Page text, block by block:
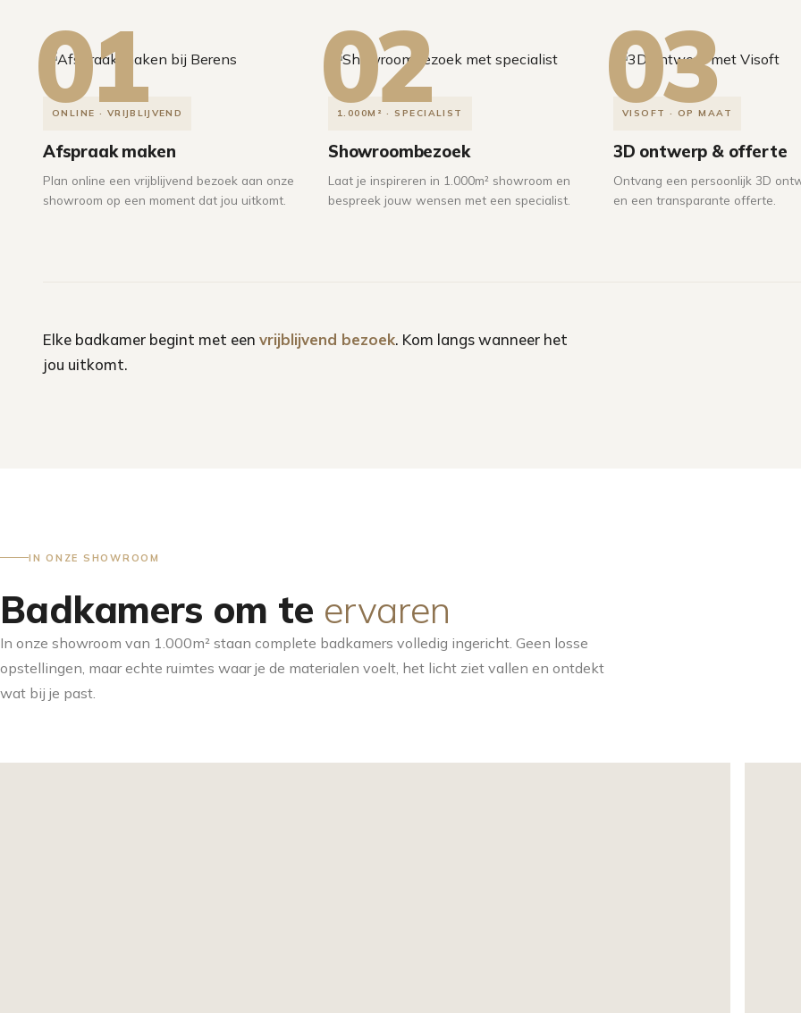
01
ONLINE · VRIJBLIJVEND
Afspraak maken
Plan online een vrijblijvend bezoek aan onze
showroom op een moment dat jou uitkomt.
02
1.000M² · SPECIALIST
Showroombezoek
Laat je inspireren in 1.000m² showroom en
bespreek jouw wensen met een specialist.
03
VISOFT · OP MAAT
3D ontwerp & offerte
Ontvang een persoonlijk 3D
en een transparante offerte.
Elke badkamer begint met een vrijblijvend bezoek. Kom langs wanneer het
jou uitkomt.
IN ONZE SHOWROOM
Badkamers om te ervaren
In onze showroom van 1.000m² staan complete badkamers volledig ingericht. Geen losse
opstellingen, maar echte ruimtes waar je de materialen voelt, het licht ziet vallen en ontdekt
wat bij je past.